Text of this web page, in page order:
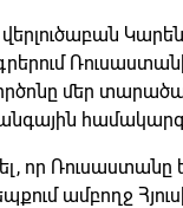
մեր
որ Ռուսաստանը
ամբողջ